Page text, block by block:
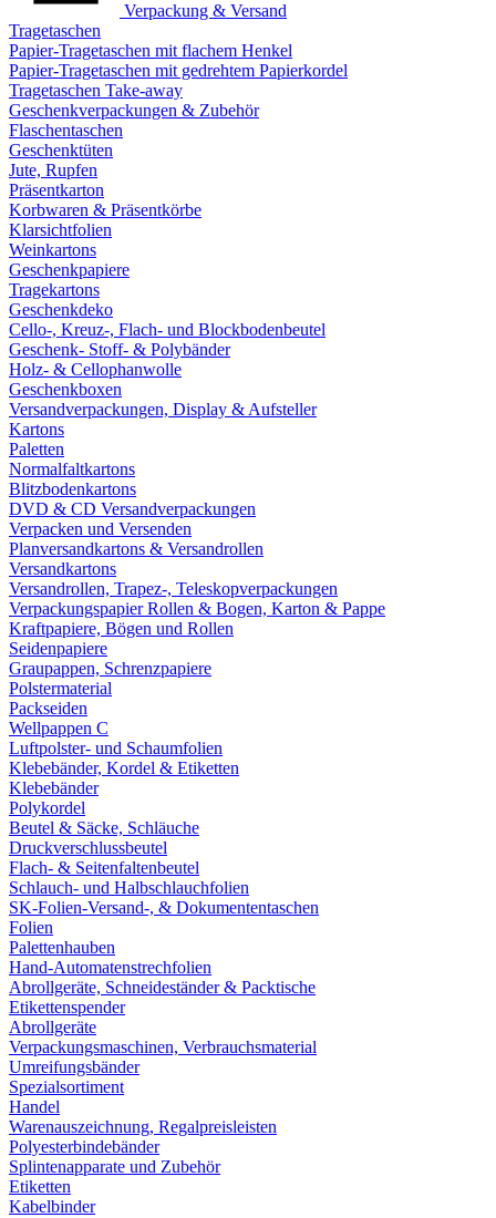
Verpackung & Versand
Tragetaschen
Papier-Tragetaschen mit flachem Henkel
Papier-Tragetaschen mit gedrehtem Papierkordel
Tragetaschen Take-away
Geschenkverpackungen & Zubehör
Flaschentaschen
Geschenktüten
Jute, Rupfen
Präsentkarton
Korbwaren & Präsentkörbe
Klarsichtfolien
Weinkartons
Geschenkpapiere
Tragekartons
Geschenkdeko
Cello-, Kreuz-, Flach- und Blockbodenbeutel
Geschenk- Stoff- & Polybänder
Holz- & Cellophanwolle
Geschenkboxen
Versandverpackungen, Display & Aufsteller
Kartons
Paletten
Normalfaltkartons
Blitzbodenkartons
DVD & CD Versandverpackungen
Verpacken und Versenden
Planversandkartons & Versandrollen
Versandkartons
Versandrollen, Trapez-, Teleskopverpackungen
Verpackungspapier Rollen & Bogen, Karton & Pappe
Kraftpapiere, Bögen und Rollen
Seidenpapiere
Graupappen, Schrenzpapiere
Polstermaterial
Packseiden
Wellpappen C
Luftpolster- und Schaumfolien
Klebebänder, Kordel & Etiketten
Klebebänder
Polykordel
Beutel & Säcke, Schläuche
Druckverschlussbeutel
Flach- & Seitenfaltenbeutel
Schlauch- und Halbschlauchfolien
SK-Folien-Versand-, & Dokumententaschen
Folien
Palettenhauben
Hand-Automatenstrechfolien
Abrollgeräte, Schneideständer & Packtische
Etikettenspender
Abrollgeräte
Verpackungsmaschinen, Verbrauchsmaterial
Umreifungsbänder
Spezialsortiment
Handel
Warenauszeichnung, Regalpreisleisten
Polyesterbindebänder
Splintenapparate und Zubehör
Etiketten
Kabelbinder